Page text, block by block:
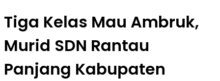
Tiga Kelas Mau Ambruk,
Murid SDN Rantau
Panjang Kabupaten